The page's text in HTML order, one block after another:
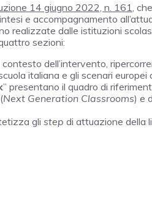
14 giugno 2022, n. 161 ,
e accompagnamento
realizzate dalle istituzioni
sezioni:
contesto dell’intervento,
italiana e gli scenari europei
” presentano il quadro di
Next Generation Classrooms) e
gli step di attuazione della